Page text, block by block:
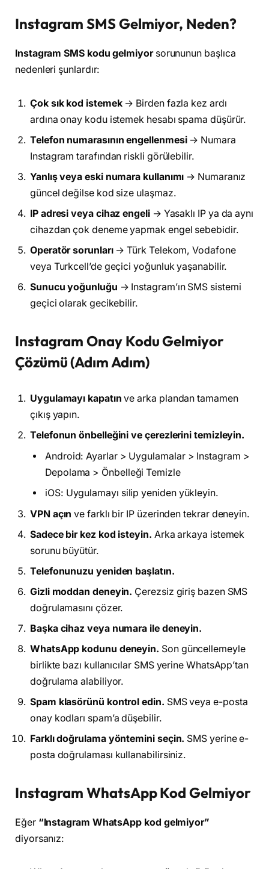
Instagram SMS Gelmiyor, Neden?
Instagram SMS kodu gelmiyorsorununun başlıca
nedenleri şunlardır:
Çok sık kod istemek→ Birden fazla kez ardı
ardına onay kodu istemek hesabı spama düşürür.
Telefon numarasının engellenmesi→ Numara
Instagram tarafından riskli görülebilir.
Yanlış veya eski numara kullanımı → Numaranız
güncel değilse kod size ulaşmaz.
IP adresi veya cihaz engeli→ Yasaklı IP ya da aynı
cihazdan çok deneme yapmak engel sebebidir.
Operatör sorunları→ Türk Telekom, Vodafone
veya Turkcell’de geçici yoğunluk yaşanabilir.
Sunucu yoğunluğu → Instagram’ın SMS sistemi
geçici olarak gecikebilir.
Instagram Onay Kodu Gelmiyor
Çözümü (Adım Adım)
Uygulamayı kapatın ve arka plandan tamamen
çıkış yapın.
Telefonun önbelleğini ve çerezlerini temizleyin.
Android: Ayarlar > Uygulamalar > Instagram >
Depolama > Önbelleği Temizle
iOS: Uygulamayı silip yeniden yükleyin.
VPN açın ve farklı bir IP üzerinden tekrar deneyin.
Sadece bir kez kod isteyin. Arka arkaya istemek
sorunu büyütür.
Telefonunuzu yeniden başlatın.
Gizli moddan deneyin. Çerezsiz giriş bazen SMS
doğrulamasını çözer.
Başka cihaz veya numara ile deneyin.
WhatsApp kodunu deneyin. Son güncellemeyle
birlikte bazı kullanıcılar SMS yerine WhatsApp’tan
doğrulama alabiliyor.
Spam klasörünü kontrol edin. SMS veya e-posta
onay kodları spam’a düşebilir.
Farklı doğrulama yöntemini seçin. SMS yerine e-
posta doğrulaması kullanabilirsiniz.
Instagram WhatsApp Kod Gelmiyor
Eğer “Instagram WhatsApp kod gelmiyor”
diyorsanız: